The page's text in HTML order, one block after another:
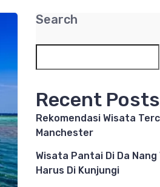
Search
Recent Posts
Rekomendasi Wisata
Manchester
Wisata Pantai Di Da
Harus Di Kunjungi